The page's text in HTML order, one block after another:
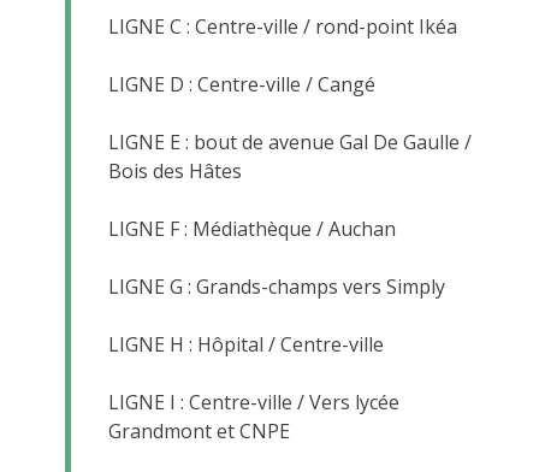
LIGNE C : Centre-ville / rond-point Ikéa
LIGNE D : Centre-ville / Cangé
LIGNE E : bout de avenue Gal De Gaulle /
Bois des Hâtes
LIGNE F : Médiathèque / Auchan
LIGNE G : Grands-champs vers Simply
LIGNE H : Hôpital / Centre-ville
LIGNE I : Centre-ville / Vers lycée
Grandmont et CNPE